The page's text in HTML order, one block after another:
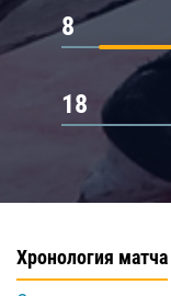
8
18
Хронология матча